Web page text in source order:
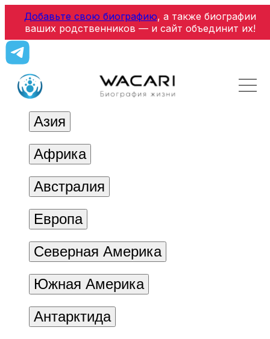
Добавьте свою биографию, а также биографии
ваших родственников — и сайт объединит их!
Азия
Африка
Австралия
Европа
Северная Америка
Южная Америка
Антарктида